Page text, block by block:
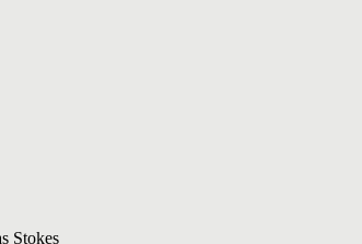
Stokes